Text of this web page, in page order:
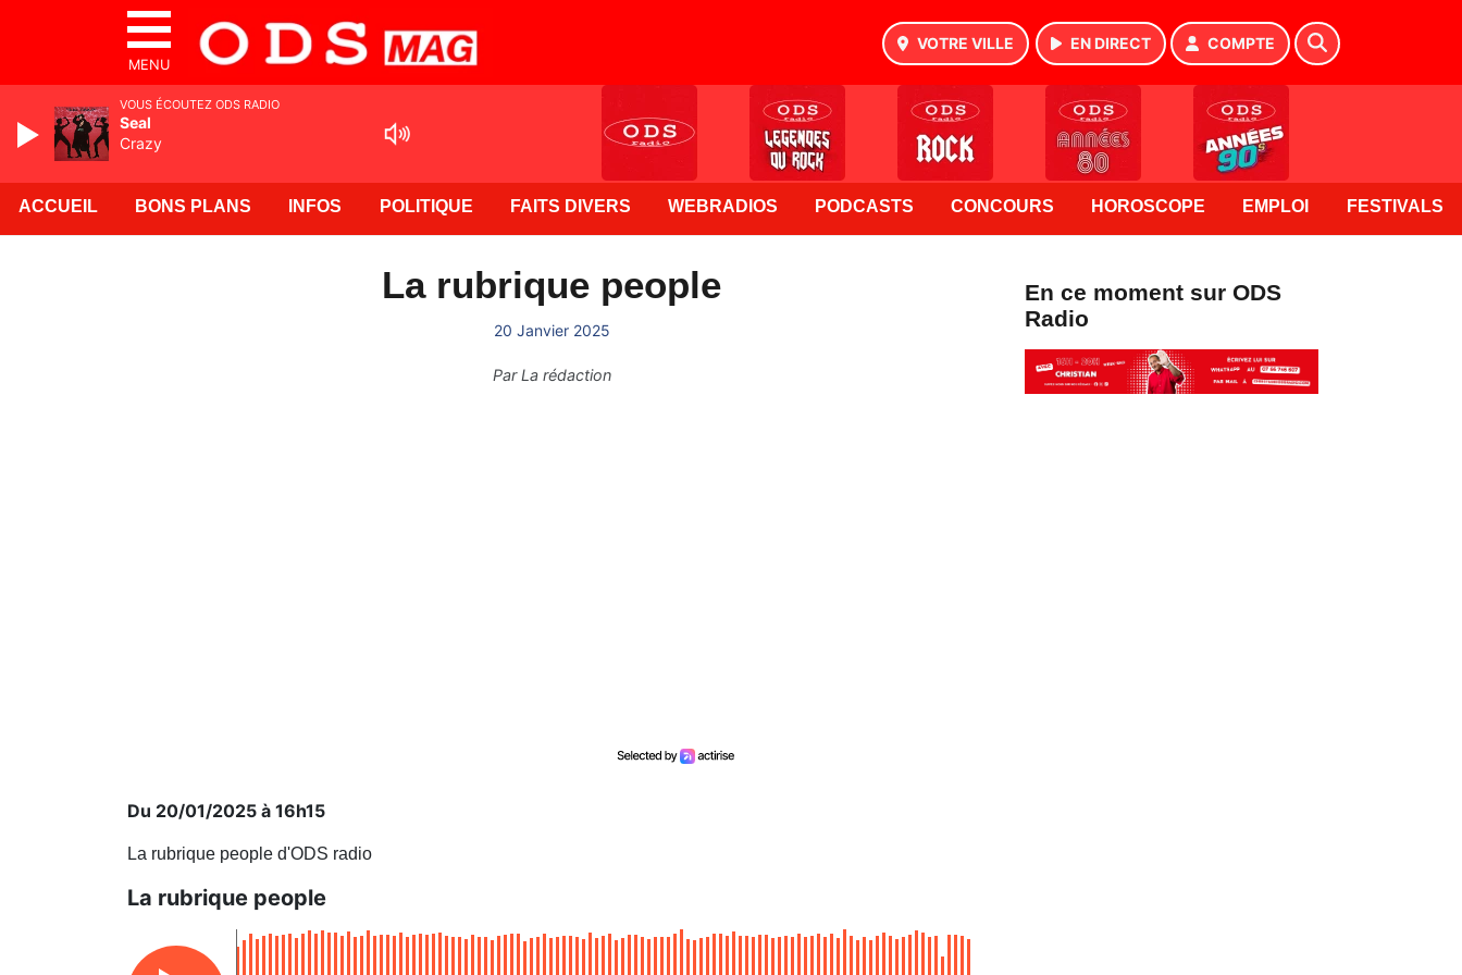
MENU
VOTRE VILLE EN DIRECT COMPTE
ACCUEIL BONS PLANS INFOS POLITIQUE FAITS DIVERS WEBRADIOS PODCASTS CONCOURS HOROSCOPE EMPLOI FESTIVALS
La rubrique people
20 Janvier 2025
ParLa rédaction
Du 20/01/2025 à 16h15
La rubrique people d'ODS radio
La rubrique people
En ce moment sur ODS
Radio
VOUS ÉCOUTEZ ODS RADIO
Seal
Crazy